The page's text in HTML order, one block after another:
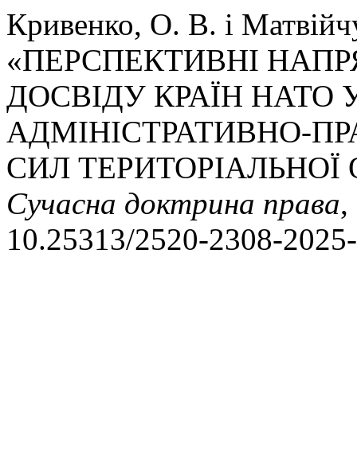
Кривенко, О. В. і
«ПЕРСПЕКТИВНІ
ДОСВІДУ КРАЇН НАТО
АДМІНІСТРАТИВНО-
СИЛ
Сучасна доктрина права,
10.25313/2520-2308-